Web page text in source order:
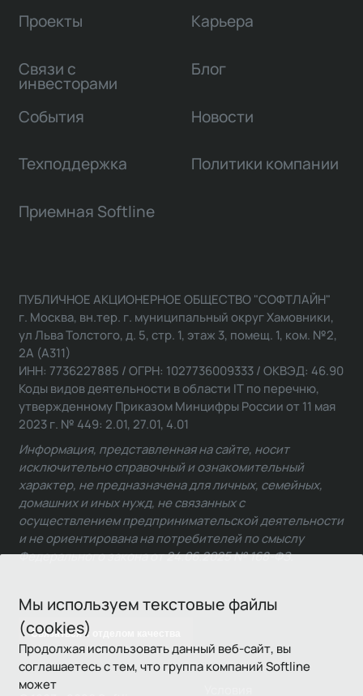
Мы используем текстовые файлы
(cookies)
Продолжая использовать данный веб-сайт, вы
соглашаетесь с тем, что группа компаний Softline
может
Проекты
Связи с
инвесторами
Карьера
Блог
События Новости
Техподдержка Политики компании
Приемная Softline
Связаться с отделом качества
ПУБЛИЧНОЕ АКЦИОНЕРНОЕ ОБЩЕСТВО "СОФТЛАЙН"
г. Москва, вн.тер. г. муниципальный округ Хамовники,
ул Льва Толстого, д. 5, стр. 1, этаж 3, помещ. 1, ком. №2,
2А (А311)
ИНН: 7736227885 / ОГРН: 1027736009333 / ОКВЭД: 46.90
Коды видов деятельности в области IT по перечню,
утвержденному Приказом Минцифры России от 11 мая
2023 г. № 449: 2.01, 27.01, 4.01
Информация, представленная на сайте, носит
исключительно справочный и ознакомительный
характер, не предназначена для личных, семейных,
домашних и иных нужд, не связанных с
осуществлением предпринимательской деятельности
и не ориентирована на потребителей по смыслу
Федерального закона от 24.06.2025 № 168-ФЗ.